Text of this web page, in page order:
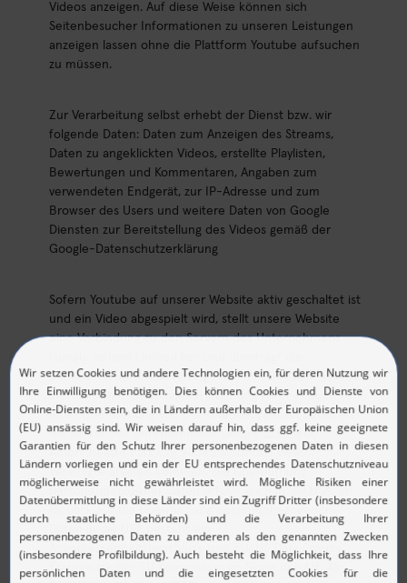
Videos anzeigen. Auf diese Weise können sich
Seitenbesucher Informationen zu unseren Leistungen
anzeigen lassen ohne die Plattform Youtube aufsuchen
zu müssen.
Zur Verarbeitung selbst erhebt der Dienst bzw. wir
folgende Daten: Daten zum Anzeigen des Streams,
Daten zu angeklickten Videos, erstellte Playlisten,
Bewertungen und Kommentaren, Angaben zum
verwendeten Endgerät, zur IP-Adresse und zum
Browser des Users und weitere Daten von Google
Diensten zur Bereitstellung des Videos gemäß der
Google-Datenschutzerklärung
Sofern Youtube auf unserer Website aktiv geschaltet ist
und ein Video abgespielt wird, stellt unsere Website
eine Verbindung zu den Servern des Unternehmens
benötigten Daten zur Anzeige des Streams bzw. Videos.
Im Rahmen der Auftragsverarbeitung kann es auch zu
einer Übermittlung von personenbezogenen Daten an
die Server des Unternehmens Google LLC, 1600
Amphitheatre Parkway, 94043 Mountain View,
Vereinigte Staaten kommen. Die Übermittlung
personenbezogener Daten erfolgt auch in die USA. Im
Hinblick auf die Übermittlung personenbezogener
Daten in die USA besteht ein
Angemessenheitsbeschluss zum EU-US Data Privacy
Framework der EU Kommission im Sinne des Art. 45